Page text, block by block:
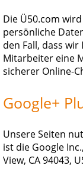
Die Ü50.com
persönliche
den Fall, dass
Mitarbeiter eine
sicherer Online-
Google+
Unsere Seiten
ist die Google
View, CA 94043,